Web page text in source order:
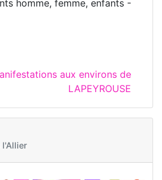
homme, femme, enfants -
aux environs de
LAPEYROUSE
l'Allier